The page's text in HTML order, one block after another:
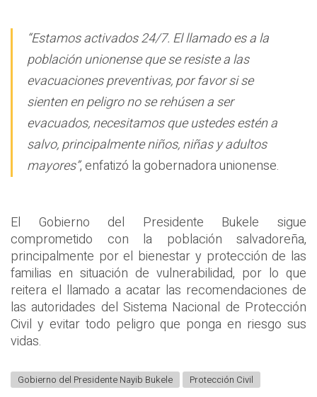
“Estamos activados 24/7. El llamado es a la
población unionense que se resiste a las
evacuaciones preventivas, por favor si se
sienten en peligro no se rehúsen a ser
evacuados, necesitamos que ustedes estén a
salvo, principalmente niños, niñas y adultos
mayores”, enfatizó la gobernadora unionense.
El Gobierno del Presidente Bukele sigue
comprometido con la población salvadoreña,
principalmente por el bienestar y protección de las
familias en situación de vulnerabilidad, por lo que
reitera el llamado a acatar las recomendaciones de
las autoridades del Sistema Nacional de Protección
Civil y evitar todo peligro que ponga en riesgo sus
vidas.
Gobierno del Presidente Nayib Bukele Protección Civil